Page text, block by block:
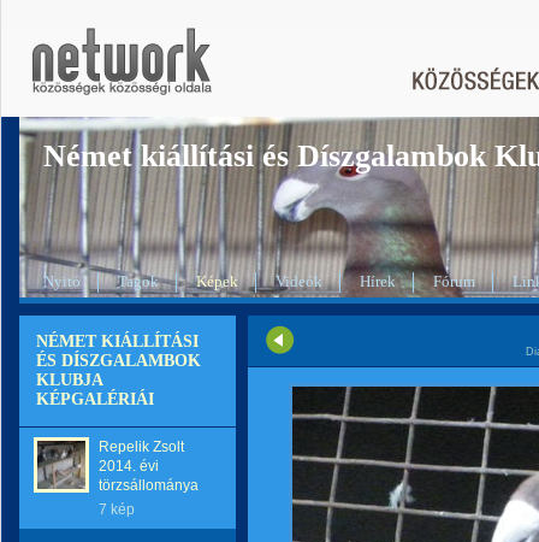
Német kiállítási és Díszgalambok
Nyitó Tagok Képek Videók Hírek Fórum
NÉMET KIÁLLÍTÁSI
ÉS DÍSZGALAMBOK
KLUBJA
KÉPGALÉRIÁI
Repelik Zsolt
2014. évi
törzsállománya
7 kép